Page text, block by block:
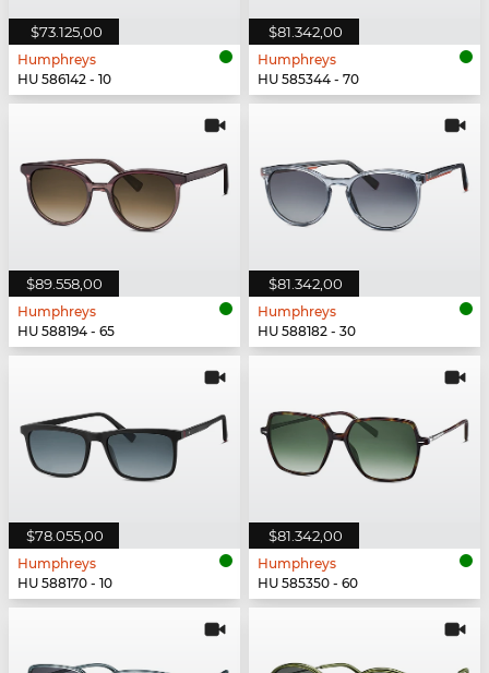
$73.125,00
Humphreys
HU 586142 - 10
$81.342,00
Humphreys
HU 585344 - 70
$89.558,00
Humphreys
HU 588194 - 65
$81.342,00
Humphreys
HU 588182 - 30
$78.055,00
Humphreys
HU 588170 - 10
$81.342,00
Humphreys
HU 585350 - 60